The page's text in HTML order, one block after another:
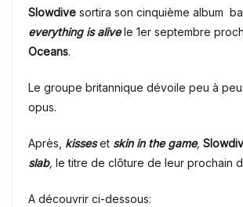
Slowdive sortira son cinquième album
everything is alivele 1er septembre
Oceans.
Le groupe britannique dévoile peu à
opus.
Après, kisseset skin in the game,
slab, le titre de clôture de leur prochain
A découvrir ci-dessous: